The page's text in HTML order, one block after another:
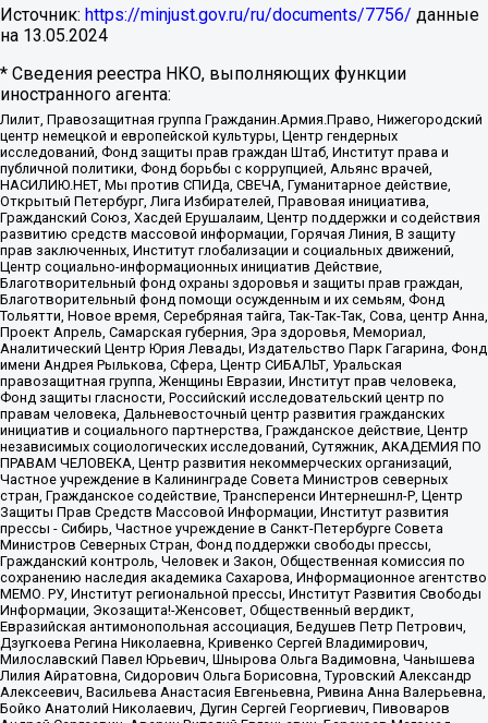
Источник: https://minjust.gov.ru/ru/documents/7756/ данные
на 13.05.2024
* Сведения реестра НКО, выполняющих функции
иностранного агента:
Лилит, Правозащитная группа Гражданин.Армия.Право, Нижегородский
центр немецкой и европейской культуры, Центр гендерных
исследований, Фонд защиты прав граждан Штаб, Институт права и
публичной политики, Фонд борьбы с коррупцией, Альянс врачей,
НАСИЛИЮ.НЕТ, Мы против СПИДа, СВЕЧА, Гуманитарное действие,
Открытый Петербург, Лига Избирателей, Правовая инициатива,
Гражданский Союз, Хасдей Ерушалаим, Центр поддержки и содействия
развитию средств массовой информации, Горячая Линия, В защиту
прав заключенных, Институт глобализации и социальных движений,
Центр социально-информационных инициатив Действие,
Благотворительный фонд охраны здоровья и защиты прав граждан,
Благотворительный фонд помощи осужденным и их семьям, Фонд
Тольятти, Новое время, Серебряная тайга, Так-Так-Так, Сова, центр Анна,
Проект Апрель, Самарская губерния, Эра здоровья, Мемориал,
Аналитический Центр Юрия Левады, Издательство Парк Гагарина, Фонд
имени Андрея Рылькова, Сфера, Центр СИБАЛЬТ, Уральская
правозащитная группа, Женщины Евразии, Институт прав человека,
Фонд защиты гласности, Российский исследовательский центр по
правам человека, Дальневосточный центр развития гражданских
инициатив и социального партнерства, Гражданское действие, Центр
независимых социологических исследований, Сутяжник, АКАДЕМИЯ ПО
ПРАВАМ ЧЕЛОВЕКА, Центр развития некоммерческих организаций,
Частное учреждение в Калининграде Совета Министров северных
стран, Гражданское содействие, Трансперенси Интернешнл-Р, Центр
Защиты Прав Средств Массовой Информации, Институт развития
прессы - Сибирь, Частное учреждение в Санкт-Петербурге Совета
Министров Северных Стран, Фонд поддержки свободы прессы,
Гражданский контроль, Человек и Закон, Общественная комиссия по
сохранению наследия академика Сахарова, Информационное агентство
МЕМО. РУ, Институт региональной прессы, Институт Развития Свободы
Информации, Экозащита!-Женсовет, Общественный вердикт,
Евразийская антимонопольная ассоциация, Бедушев Петр Петрович,
Дзугкоева Регина Николаевна, Кривенко Сергей Владимирович,
Милославский Павел Юрьевич, Шнырова Ольга Вадимовна, Чанышева
Лилия Айратовна, Сидорович Ольга Борисовна, Туровский Александр
Алексеевич, Васильева Анастасия Евгеньевна, Ривина Анна Валерьевна,
Бойко Анатолий Николаевич, Дугин Сергей Георгиевич, Пивоваров